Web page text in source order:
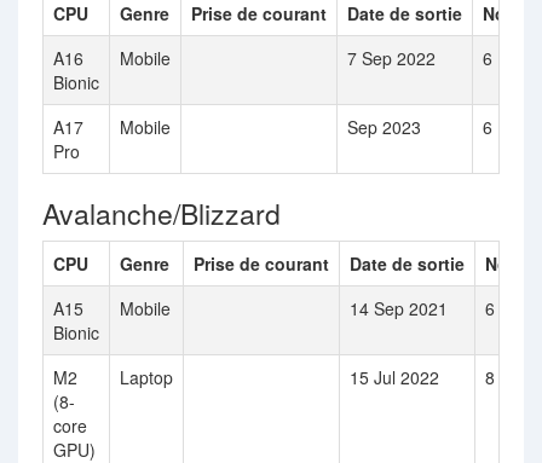
CPU Genre Prise de courant Date de sortie
A16
Bionic
Mobile 7 Sep 2022 6
A17
Pro
Mobile Sep 2023 6
Avalanche/Blizzard
CPU Genre Prise de courant Date de sortie
A15
Bionic
Mobile 14 Sep 2021 6
M2
(8-
core
GPU)
Laptop 15 Jul 2022 8